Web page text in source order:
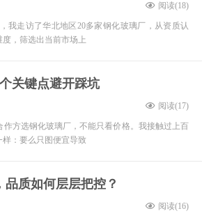
阅读(18)
我走访了华北地区20多家钢化玻璃厂，从资质认
，筛选出当前市场上
关键点避开踩坑
阅读(17)
方选钢化玻璃厂，不能只看价格。我接触过上百
：要么只图便宜导致
质如何层层把控？
阅读(16)